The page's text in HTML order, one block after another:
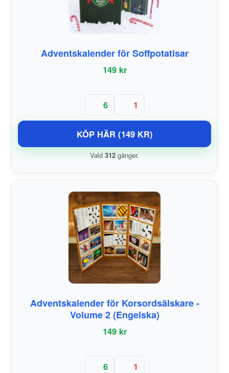
Adventskalender för Soffpotatisar
149 kr
6 1
KÖP HÄR (149 KR)
Vald 312 gånger.
Adventskalender för Korsordsälskare -
Volume 2 (Engelska)
149 kr
6 1